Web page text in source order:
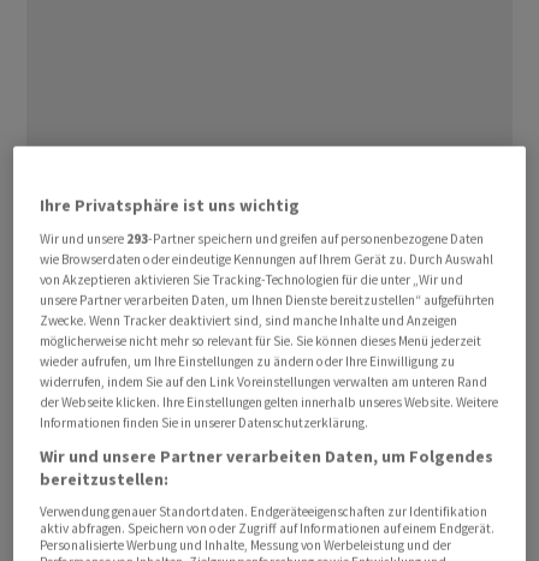
und Prämiensenkung beitragen.
Mit der Vorlage für die einheitliche Finanzierung von
ambulant und stationär erbrachten Leistungen (Efas)
soll ein Anreiz für die Verlagerung von stationären zu
ambulanten Behandlungen geschaffen werden.
Finanzielle Fehlanreize sollen beseitigt werden, teilte
die Bundesrätin mit.
Heute werden stationäre Behandlungen von Kantonen
und Krankenkassen bezahlt, ambulante Behandlungen
nur von Krankenkassen. Efas sieht vor, dass Kantone und
Ihre Privatsphäre ist uns wichtig
Wir und unsere 293-Partner speichern und greifen auf personenbezogene Daten
wie Browserdaten oder eindeutige Kennungen auf Ihrem Gerät zu. Durch Auswahl
von Akzeptieren aktivieren Sie Tracking-Technologien für die unter „Wir und
unsere Partner verarbeiten Daten, um Ihnen Dienste bereitzustellen“ aufgeführten
Zwecke. Wenn Tracker deaktiviert sind, sind manche Inhalte und Anzeigen
möglicherweise nicht mehr so relevant für Sie. Sie können dieses Menü jederzeit
wieder aufrufen, um Ihre Einstellungen zu ändern oder Ihre Einwilligung zu
widerrufen, indem Sie auf den Link Voreinstellungen verwalten am unteren Rand
der Webseite klicken. Ihre Einstellungen gelten innerhalb unseres Website. Weitere
Informationen finden Sie in unserer Datenschutzerklärung.
Wir und unsere Partner verarbeiten Daten, um Folgendes
bereitzustellen:
Verwendung genauer Standortdaten. Endgeräteeigenschaften zur Identifikation
aktiv abfragen. Speichern von oder Zugriff auf Informationen auf einem Endgerät.
Personalisierte Werbung und Inhalte, Messung von Werbeleistung und der